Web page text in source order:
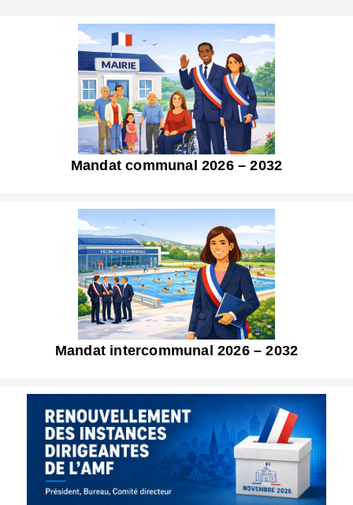
Mandat communal 2026 – 2032
Mandat intercommunal 2026 – 2032